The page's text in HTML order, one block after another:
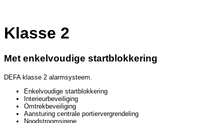
Klasse 2
Met enkelvoudige startblokkering
DEFA klasse 2 alarmsysteem.
Enkelvoudige startblokkering
Interieurbeveiliging
Omtrekbeveiliging
Aansturing centrale portiervergrendeling
Noodstroomsirene